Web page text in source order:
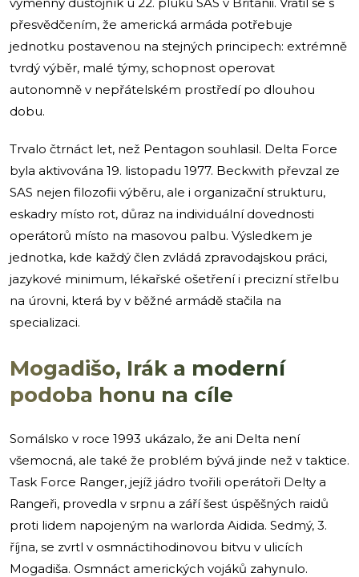
přesvědčením, že americká armáda potřebuje
jednotku postavenou na stejných principech: extrémně
tvrdý výběr, malé týmy, schopnost operovat
autonomně v nepřátelském prostředí po dlouhou
dobu.
Trvalo čtrnáct let, než Pentagon souhlasil. Delta Force
byla aktivována 19. listopadu 1977. Beckwith převzal ze
SAS nejen filozofii výběru, ale i organizační strukturu,
eskadry místo rot, důraz na individuální dovednosti
operátorů místo na masovou palbu. Výsledkem je
jednotka, kde každý člen zvládá zpravodajskou práci,
jazykové minimum, lékařské ošetření i precizní střelbu
na úrovni, která by v běžné armádě stačila na
specializaci.
Mogadišo, Irák a moderní
podoba honu na cíle
Somálsko v roce 1993 ukázalo, že ani Delta není
všemocná, ale také že problém bývá jinde než v taktice.
Task Force Ranger, jejíž jádro tvořili operátoři Delty a
Rangeři, provedla v srpnu a září šest úspěšných raidů
proti lidem napojeným na warlorda Aidida. Sedmý, 3.
října, se zvrtl v osmnáctihodinovou bitvu v ulicích
Mogadiša. Osmnáct amerických vojáků zahynulo.